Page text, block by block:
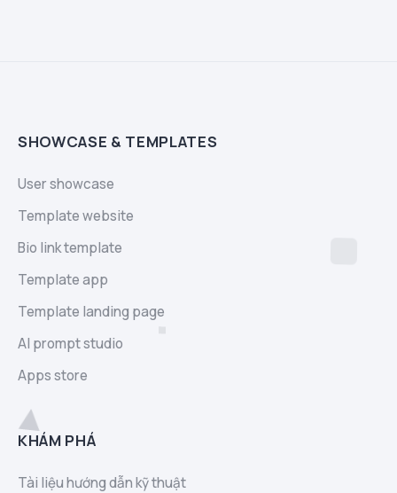
SHOWCASE & TEMPLATES
User showcase
Template website
Bio link template
Template app
Template landing page
AI prompt studio
Apps store
KHÁM PHÁ
Tài liệu hướng dẫn kỹ thuật